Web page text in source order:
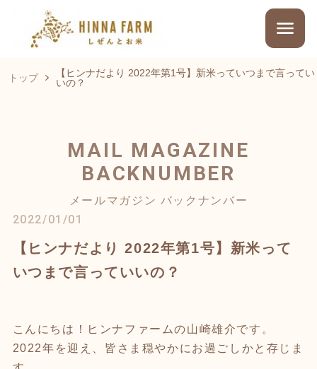
トップ
【ヒンナだより 2022年第1号】新米っていつまで言ってい
いの？
MAIL MAGAZINE
BACKNUMBER
メールマガジン バックナンバー
2022/01/01
【ヒンナだより 2022年第1号】新米って
いつまで言っていいの？
こんにちは！ヒンナファームの山崎雄介です。
2022年を迎え、皆さま穏やかにお過ごしかと存じま